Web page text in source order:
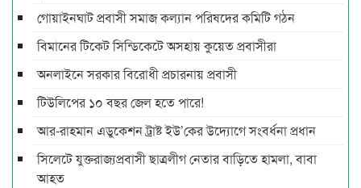
গোয়াইনঘাট প্রবাসী সমাজ কল্যান পরিষদের কমিটি গঠন
বিমানের টিকেট সিন্ডিকেটে অসহায় কুয়েত প্রবাসীরা
অনলাইনে সরকার বিরোধী প্রচারনায় প্রবাসী
টিউলিপের ১০ বছর জেল হতে পারে!
আর-রাহমান এডুকেশন ট্রাষ্ট ইউ’কের উদ্যোগে সংবর্ধনা প্রধান
সিলেটে যুক্তরাজ্যপ্রবাসী ছাত্রলীগ নেতার বাড়িতে হামলা, বাবা
আহত